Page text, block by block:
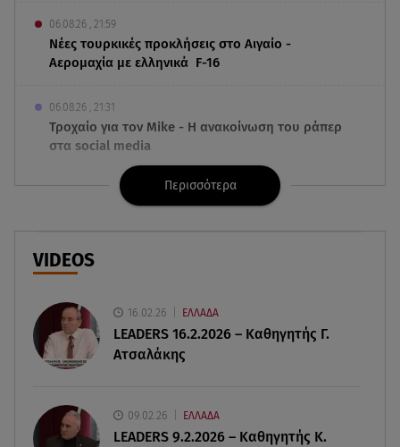
06.08.26 , 21:59
Νέες τουρκικές προκλήσεις στο Αιγαίο -
Αερομαχία με ελληνικά F-16
06.08.26 , 21:31
Τροχαίο για τον Mike - Η ανακοίνωση του ράπερ
στα social media
06.08.26 , 21:22
Ισραήλ - Κύπρος - Κρήτη: Το μεγαλύτερο
υποθαλάσσιο καλώδιο στον κόσμο
06.08.26 , 21:07
εξοπλισμού στον Άγιο Βασίλειο
06.08.26 , 20:49
06.08.26 , 20:25
Περισσότερα
VIDEOS
16.02.26 ΕΛΛΑΔΑ
LEADERS 16.2.2026 – Καθηγητής Γ.
Ατσαλάκης
09.02.26 ΕΛΛΑΔΑ
LEADERS 9.2.2026 – Καθηγητής Κ.